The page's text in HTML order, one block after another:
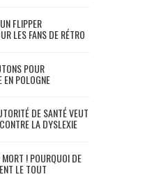
FLIPPER
LES FANS DE RÉTRO
POUR
EN POLOGNE
DE SANTÉ VEUT
LA DYSLEXIE
MORT ! POURQUOI DE
LE TOUT